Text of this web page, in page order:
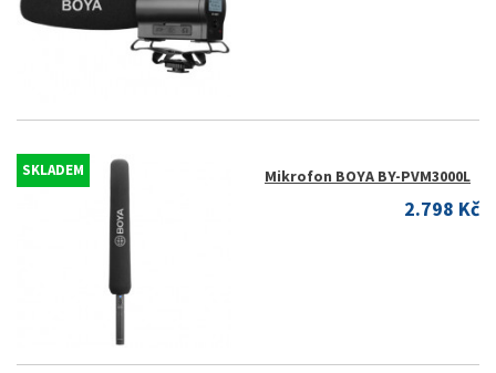
SKLADEM Mikrofon BOYA BY-PVM3000L
2.798 Kč